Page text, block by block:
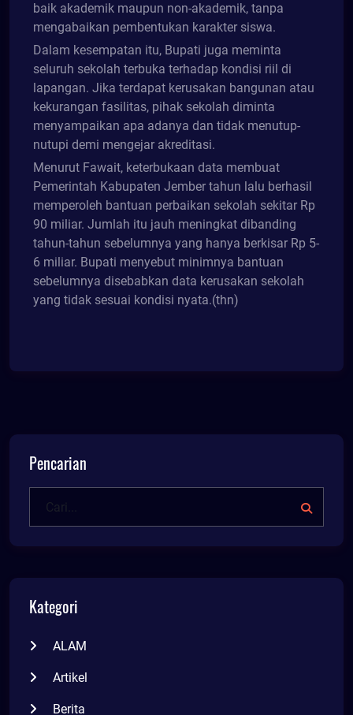
baik akademik maupun non-akademik, tanpa
mengabaikan pembentukan karakter siswa.
Dalam kesempatan itu, Bupati juga meminta
seluruh sekolah terbuka terhadap kondisi riil di
lapangan. Jika terdapat kerusakan bangunan atau
kekurangan fasilitas, pihak sekolah diminta
menyampaikan apa adanya dan tidak menutup-
nutupi demi mengejar akreditasi.
Menurut Fawait, keterbukaan data membuat
Pemerintah Kabupaten Jember tahun lalu berhasil
memperoleh bantuan perbaikan sekolah sekitar Rp
90 miliar. Jumlah itu jauh meningkat dibanding
tahun-tahun sebelumnya yang hanya berkisar Rp 5-
6 miliar. Bupati menyebut minimnya bantuan
sebelumnya disebabkan data kerusakan sekolah
yang tidak sesuai kondisi nyata.(thn)
Pencarian
Kategori
ALAM
Artikel
Berita